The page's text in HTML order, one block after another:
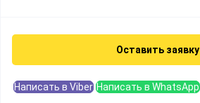
Оставить заявку
Написать в Viber Написать в WhatsApp